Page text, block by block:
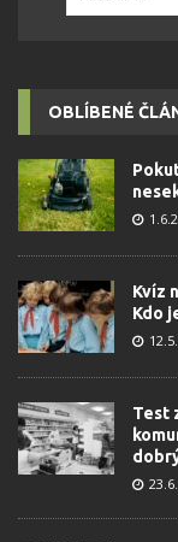
OBLÍBENÉ
Kvíz
Kdo
Test